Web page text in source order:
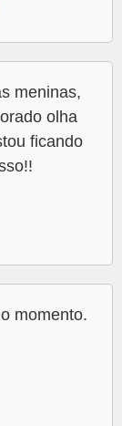
meninas,
olha
ficando
momento.